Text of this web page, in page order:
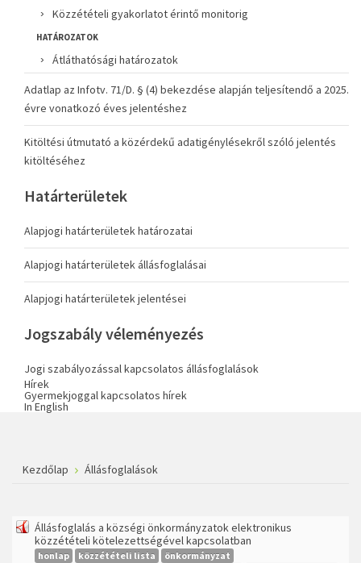
Közzétételi gyakorlatot érintő monitorig
HATÁROZATOK
Átláthatósági határozatok
Adatlap az Infotv. 71/D. § (4) bekezdése alapján teljesítendő a 2025.
évre vonatkozó éves jelentéshez
Kitöltési útmutató a közérdekű adatigénylésekről szóló jelentés
kitöltéséhez
Határterületek
Alapjogi határterületek határozatai
Alapjogi határterületek állásfoglalásai
Alapjogi határterületek jelentései
Jogszabály véleményezés
Jogi szabályozással kapcsolatos állásfoglalások
Hírek
Gyermekjoggal kapcsolatos hírek
In English
Kezdőlap Állásfoglalások
Állásfoglalás a községi önkormányzatok elektronikus
közzétételi kötelezettségével kapcsolatban
honlap közzétételi lista
önkormányzat